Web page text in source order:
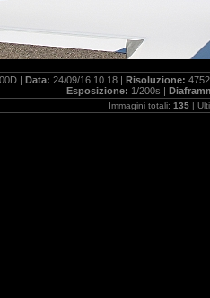
| Data: 24/09/16 10.18 | Risoluzione:
Esposizione: 1/200s |
Immagini totali: 135 |